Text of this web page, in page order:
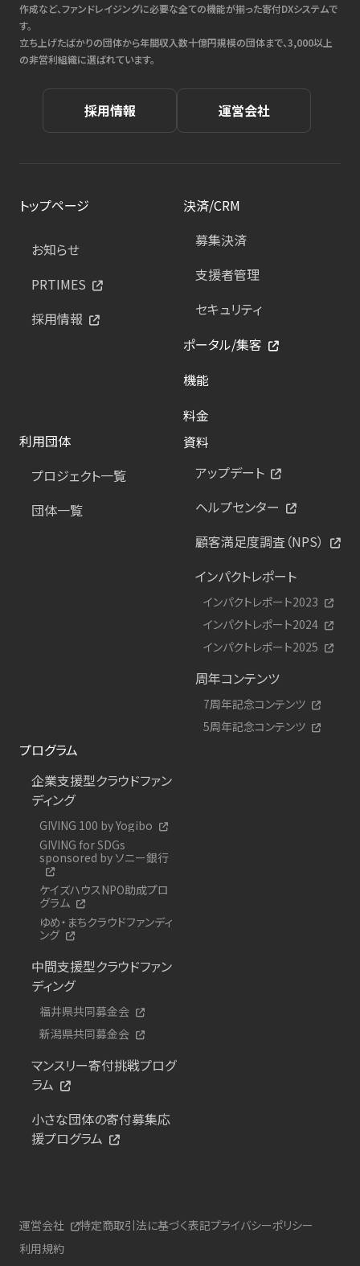
作成など、ファンドレイジングに必要な全ての機能が揃った寄付DXシステムで
す。
立ち上げたばかりの団体から年間収入数十億円規模の団体まで、3,000以上
の非営利組織に選ばれています。
採用情報 運営会社
トップページ
お知らせ
PRTIMES
採用情報
決済/CRM
募集決済
支援者管理
セキュリティ
ポータル/集客
機能
料金
利用団体
プロジェクト一覧
団体一覧
資料
アップデート
ヘルプセンター
顧客満足度調査（NPS）
インパクトレポート
インパクトレポート2023
インパクトレポート2024
インパクトレポート2025
周年コンテンツ
7周年記念コンテンツ
5周年記念コンテンツ
プログラム
企業支援型クラウドファン
ディング
GIVING 100 by Yogibo
GIVING for SDGs
sponsored by ソニー銀行
ケイズハウスNPO助成プロ
グラム
ゆめ・まちクラウドファンディ
ング
中間支援型クラウドファン
ディング
福井県共同募金会
新潟県共同募金会
マンスリー寄付挑戦プログ
ラム
小さな団体の寄付募集応
援プログラム
運営会社 特定商取引法に基づく表記プライバシーポリシー
利用規約